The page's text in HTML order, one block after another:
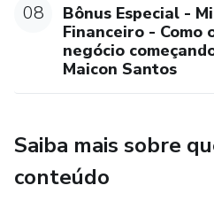
08
Bônus Especial -
Financeiro - Como
negócio
Maicon Santos
Saiba mais sobre
conteúdo